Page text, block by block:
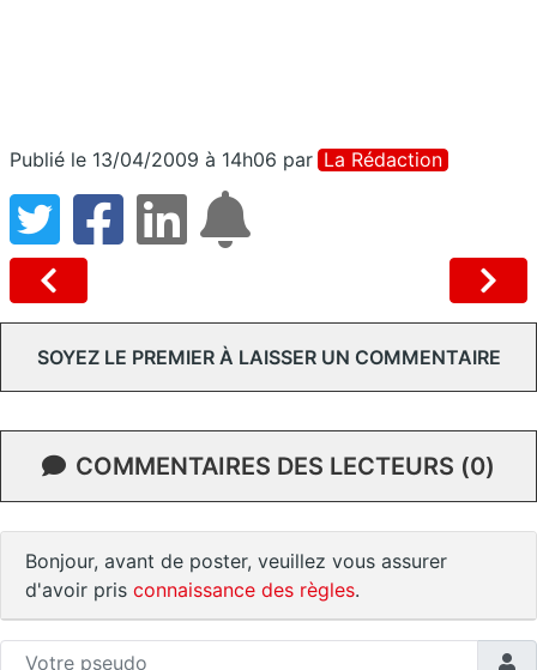
Publié le 13/04/2009 à 14h06 par La Rédaction
SOYEZ LE PREMIER À LAISSER UN COMMENTAIRE
COMMENTAIRES DES LECTEURS (0)
Bonjour, avant de poster, veuillez vous assurer
d'avoir pris connaissance des règles.